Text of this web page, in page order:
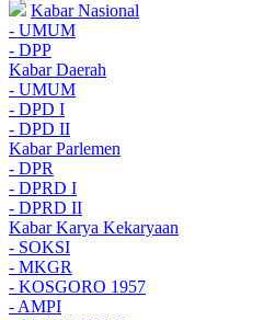
Kabar Nasional
- UMUM
- DPP
Kabar Daerah
- UMUM
- DPD I
- DPD II
Kabar Parlemen
- DPR
- DPRD I
- DPRD II
Kabar Karya Kekaryaan
- SOKSI
- MKGR
- KOSGORO 1957
- AMPI